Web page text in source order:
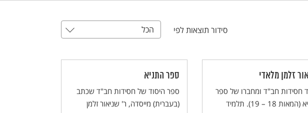
סידור תוצאות לפי הכל
זלמן מלאדי
חסידות חב"ד ומחברו של ספר
התניא (המאות 18 – 19). תלמיד
ספר התניא
ספר היסוד של חסידות חב"ד שכתב
(בעברית) מייסדה, ר' שניאור זלמן